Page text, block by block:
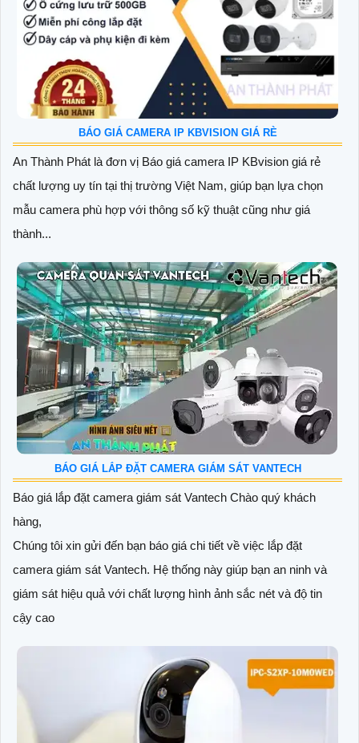
BÁO GIÁ CAMERA IP KBVISION GIÁ RÈ
An Thành Phát là đơn vị Báo giá camera IP KBvision giá rẻ
chất lượng uy tín tại thị trường Việt Nam, giúp bạn lựa chọn
mẫu camera phù hợp với thông số kỹ thuật cũng như giá
thành...
BÁO GIÁ LẮP ĐẶT CAMERA GIÁM SÁT VANTECH
Báo giá lắp đặt camera giám sát Vantech Chào quý khách
hàng,
Chúng tôi xin gửi đến bạn báo giá chi tiết về việc lắp đặt
camera giám sát Vantech. Hệ thống này giúp bạn an ninh và
giám sát hiệu quả với chất lượng hình ảnh sắc nét và độ tin
cậy cao